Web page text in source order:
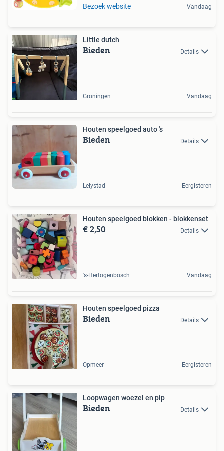
Bezoek website Vandaag
Little dutch
Bieden Details
Groningen Vandaag
Houten speelgoed auto 's
Bieden Details
Lelystad Eergisteren
Houten speelgoed blokken - blokkenset
€ 2,50 Details
's-Hertogenbosch Vandaag
Houten speelgoed pizza
Bieden Details
Opmeer Eergisteren
Loopwagen woezel en pip
Bieden Details